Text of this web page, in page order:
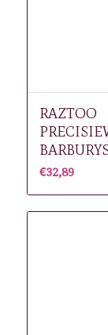
RAZTOO
BARBURYS
€32,89